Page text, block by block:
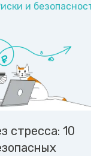
и
стресса: 10